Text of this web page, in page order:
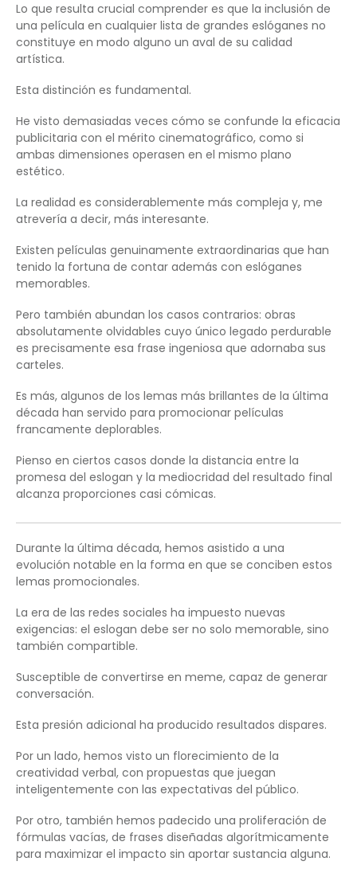
Lo que resulta crucial comprender es que la inclusión de
una película en cualquier lista de grandes eslóganes no
constituye en modo alguno un aval de su calidad
artística.
Esta distinción es fundamental.
He visto demasiadas veces cómo se confunde la eficacia
publicitaria con el mérito cinematográfico, como si
ambas dimensiones operasen en el mismo plano
estético.
La realidad es considerablemente más compleja y, me
atrevería a decir, más interesante.
Existen películas genuinamente extraordinarias que han
tenido la fortuna de contar además con eslóganes
memorables.
Pero también abundan los casos contrarios: obras
absolutamente olvidables cuyo único legado perdurable
es precisamente esa frase ingeniosa que adornaba sus
carteles.
Es más, algunos de los lemas más brillantes de la última
década han servido para promocionar películas
francamente deplorables.
Pienso en ciertos casos donde la distancia entre la
promesa del eslogan y la mediocridad del resultado final
alcanza proporciones casi cómicas.
Durante la última década, hemos asistido a una
evolución notable en la forma en que se conciben estos
lemas promocionales.
La era de las redes sociales ha impuesto nuevas
exigencias: el eslogan debe ser no solo memorable, sino
también compartible.
Susceptible de convertirse en meme, capaz de generar
conversación.
Esta presión adicional ha producido resultados dispares.
Por un lado, hemos visto un florecimiento de la
creatividad verbal, con propuestas que juegan
inteligentemente con las expectativas del público.
Por otro, también hemos padecido una proliferación de
fórmulas vacías, de frases diseñadas algorítmicamente
para maximizar el impacto sin aportar sustancia alguna.